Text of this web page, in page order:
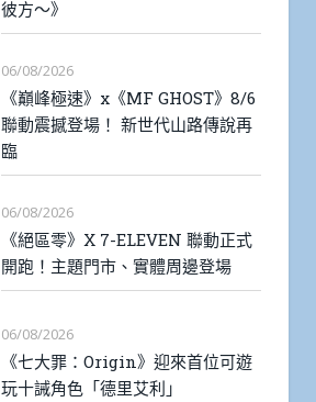
彼方～》
06/08/2026
《巔峰極速》x《MF GHOST》8/6
聯動震撼登場！ 新世代山路傳說再
臨
06/08/2026
《絕區零》X 7-ELEVEN 聯動正式
開跑！主題門市、實體周邊登場
06/08/2026
《七大罪：Origin》迎來首位可遊
玩十誡角色「德里艾利」